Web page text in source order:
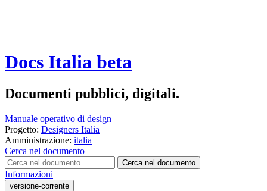
Docs Italia beta
Documenti pubblici, digitali.
Manuale operativo di design
Progetto: Designers Italia
Amministrazione: italia
Cerca nel documento
Cerca nel documento
Informazioni
versione-corrente